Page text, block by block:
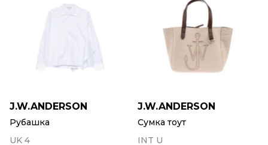
J.W.ANDERSON
Рубашка
UK 4
J.W.ANDERSON
Сумка тоут
INT U